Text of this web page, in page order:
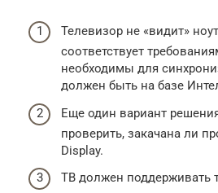
Телевизор не «видит»
соответствует
необходимы для
должен быть на базе
Еще один вариант
проверить, закачана ли
Display.
ТВ должен поддерживать